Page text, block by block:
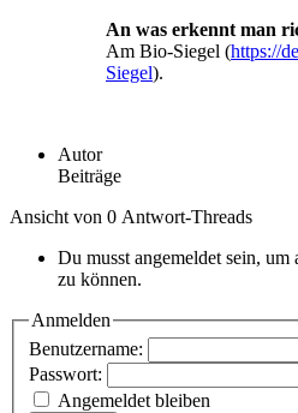
An was erkennt man
Am Bio-Siegel (https://
Siegel).
Autor
Beiträge
Ansicht von 0 Antwort-Threads
Du musst angemeldet sein, um
zu können.
Anmelden
Benutzername:
Passwort:
Angemeldet bleiben